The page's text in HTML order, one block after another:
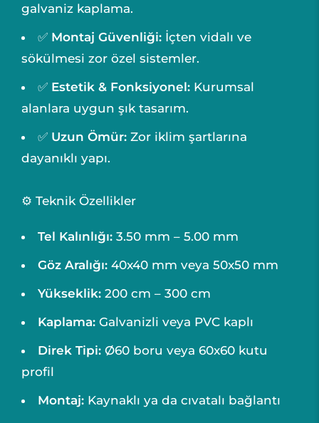
galvaniz kaplama.
✅ Montaj Güvenliği:İçten vidalı ve
sökülmesi zor özel sistemler.
✅ Estetik & Fonksiyonel:Kurumsal
alanlara uygun şık tasarım.
✅ Uzun Ömür:Zor iklim şartlarına
dayanıklı yapı.
⚙️ Teknik Özellikler
Tel Kalınlığı:3.50 mm – 5.00 mm
Göz Aralığı:40x40 mm veya 50x50 mm
Yükseklik:200 cm – 300 cm
Kaplama:Galvanizli veya PVC kaplı
Direk Tipi:Ø60 boru veya 60x60 kutu
profil
Montaj:Kaynaklı ya da cıvatalı bağlantı